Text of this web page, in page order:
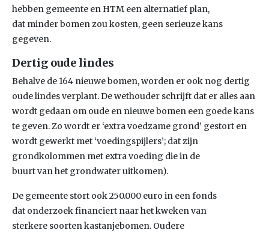
hebben gemeente en HTM een alternatief plan,
dat minder bomen zou kosten, geen serieuze kans
gegeven.
Dertig oude lindes
Behalve de 164 nieuwe bomen, worden er ook nog dertig
oude lindes verplant. De wethouder schrijft dat er alles aan
wordt gedaan om oude en nieuwe bomen een goede kans
te geven. Zo wordt er ‘extra voedzame grond’ gestort en
wordt gewerkt met ‘voedingspijlers’; dat zijn
grondkolommen met extra voeding die in de
buurt van het grondwater uitkomen).
De gemeente stort ook 250.000 euro in een fonds
dat onderzoek financiert naar het kweken van
sterkere soorten kastanjebomen. Oudere